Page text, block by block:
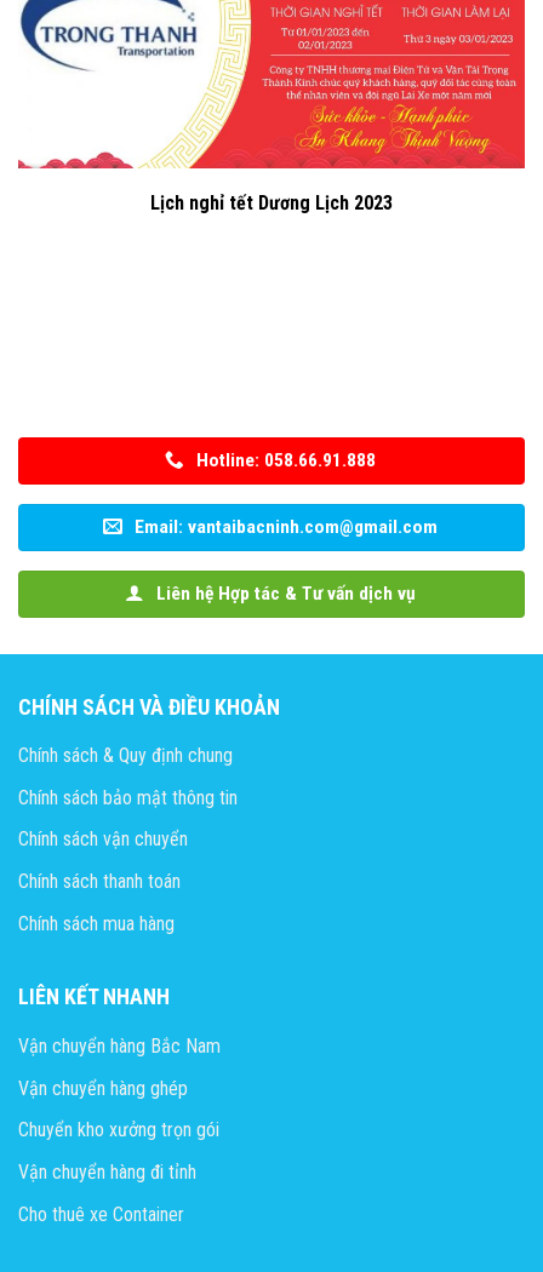
Lịch nghỉ tết Dương Lịch 2023
Hotline: 058.66.91.888
Email: vantaibacninh.com@gmail.com
Liên hệ Hợp tác & Tư vấn dịch vụ
CHÍNH SÁCH VÀ ĐIỀU KHOẢN
Chính sách & Quy định chung
Chính sách bảo mật thông tin
Chính sách vận chuyển
Chính sách thanh toán
Chính sách mua hàng
LIÊN KẾT NHANH
Vận chuyển hàng Bắc Nam
Vận chuyển hàng ghép
Chuyển kho xưởng trọn gói
Vận chuyển hàng đi tỉnh
Cho thuê xe Container